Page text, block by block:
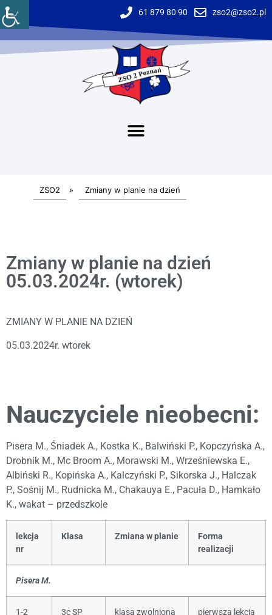
61 879 80 90 zso2@zso2.pl
ZSO2 » Zmiany w planie na dzień
Zmiany w planie na dzień
05.03.2024r. (wtorek)
ZMIANY W PLANIE NA DZIEŃ
05.03.2024r. wtorek
Nauczyciele nieobecni:
Pisera M., Śniadek A., Kostka K., Balwiński P., Kopczyńska A.,
Drobnik M., Mc Broom A., Morawski M., Wrześniewska E.,
Albiński R., Kopińska A., Kalczyński P., Sikorska J., Halczak
P., Sośnij M., Rudnicka M., Chakauya E., Pacuła D., Hamkało
K., wakat – przedszkole
lekcja
nr
Klasa Zmiana w planie
Forma
realizacji
Pisera M.
1-2 3c SP klasa zwolniona pierwsza lekcja